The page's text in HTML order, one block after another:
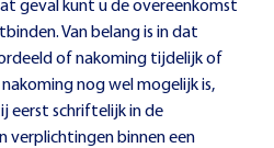
geval kunt u de overeenkomst
Van belang is in dat
of nakoming tijdelijk of
nog wel mogelijk is,
eerst schriftelijk in de
verplichtingen binnen een